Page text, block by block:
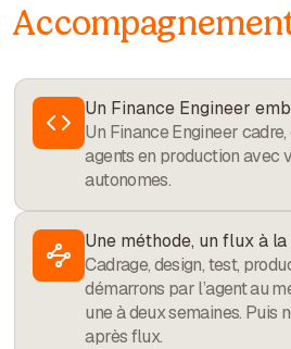
Un Finance Engineer
Un Finance Engineer
agents en production avec
autonomes.
Une méthode, un flux à la
Cadrage, design, test,
démarrons par l’agent au
une à deux semaines. Puis
après flux.